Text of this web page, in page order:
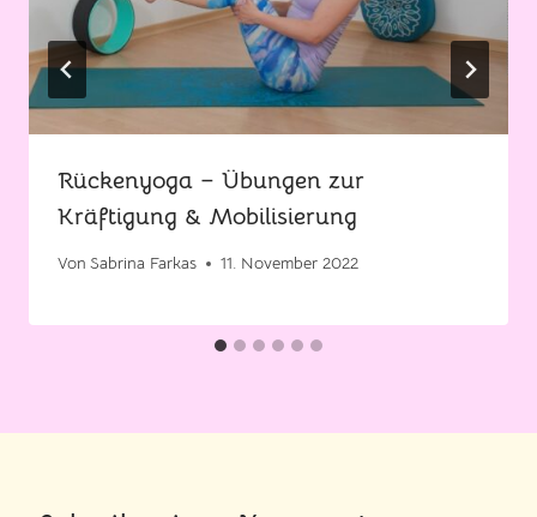
Rückenyoga – Übungen zur
Kräftigung & Mobilisierung
Von Sabrina Farkas 11. November 2022